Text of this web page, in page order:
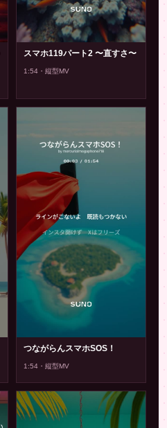
▶
スマホ119パート2 〜直すさ〜
1:54・縦型MV
つながらんスマホSOS！
1:54・縦型MV